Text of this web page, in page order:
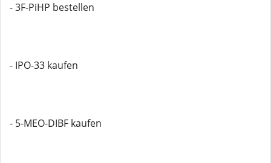
- 3F-PiHP bestellen
- IPO-33 kaufen
- 5-MEO-DIBF kaufen